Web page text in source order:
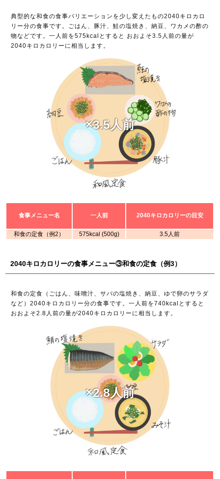
典型的な和食の食事バリエーションを少し変えたもの2040キロカロ
リー分の食事です。ごはん、豚汁、鮭の塩焼き、納豆、ワカメの酢の
物などです。一人前を575kcalとすると おおよそ3.5人前の量が
2040キロカロリーに相当します。
×3.5人前
食事メニュー名 一人前 2040キロカロリーの目安
和食の定食（例2） 575kcal (500g) 3.5人前
2040キロカロリーの食事メニュー③和食の定食（例3）
和食の定食（ごはん、味噌汁、サバの塩焼き、納豆、ゆで卵のサラダ
など）2040キロカロリー分の食事です。一人前を740kcalとすると
おおよそ2.8人前の量が2040キロカロリーに相当します。
×2.8人前